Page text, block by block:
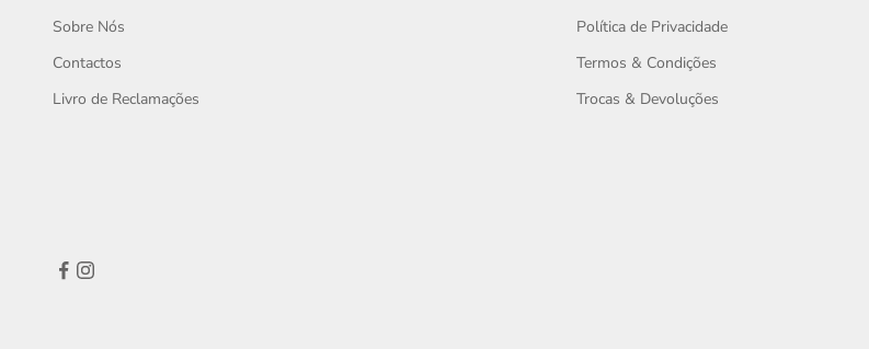
Sobre Nós
Contactos
Livro de Reclamações
Política de Privacidade
Termos & Condições
Trocas & Devoluções